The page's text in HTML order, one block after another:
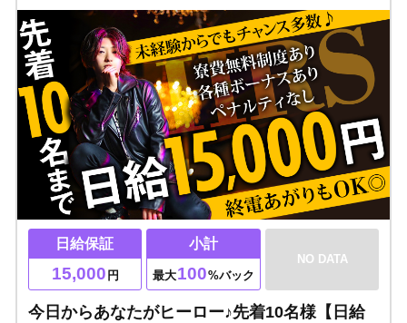
日給保証
15,000 円
小計
最大100%バック
NO DATA
今日からあなたがヒーロー♪先着10名様【日給